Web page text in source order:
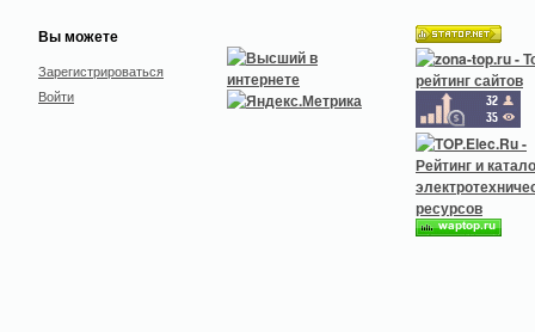
Вы можете
Зарегистрироваться
Войти